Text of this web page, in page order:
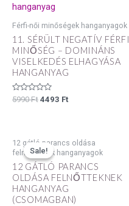
Férfi-női minőségek hanganyagok
11. SÉRÜLT NEGATÍV FÉRFI
MINŐSÉG – DOMINÁNS
VISELKEDÉS ELHAGYÁSA
HANGANYAG
Értékelés:
5990Ft 4493 Ft
Sale!
Sale!
12 gátló parancs oldása
felnőtteknek hanganyagok
12 GÁTLÓ PARANCS
OLDÁSA FELNŐTTEKNEK
HANGANYAG
(CSOMAGBAN)
price
was:
71880 Ft.
price
is:
44925 Ft.